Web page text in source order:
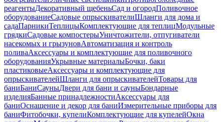
реагентыДекоративный щебеньСад и огородПоливочное
оборудованиеСадовые опрыскивателиШланги для дома и
садаПарникиТеплицыКомплектующие для теплицМодульные
грядкиСадовые компостерыУничтожители, отпугиватели
насекомых и грызуновАвтоматизация и контроль
поливаАксессуары и комплектующие для поливочного
оборудованияУкрывные материалыБочки, баки
пластиковыеАксессуары и комплектующие для
опрыскивателейШланги для опрыскивателейТовары для
баниБаниСауныДвери для бани и сауныБондарные
изделияБанные принадлежностиАксессуары для
баниОснащение и декор для баниИзмерительные приборы для
баниФитобочки, купелиКомплектующие для купелейОкна